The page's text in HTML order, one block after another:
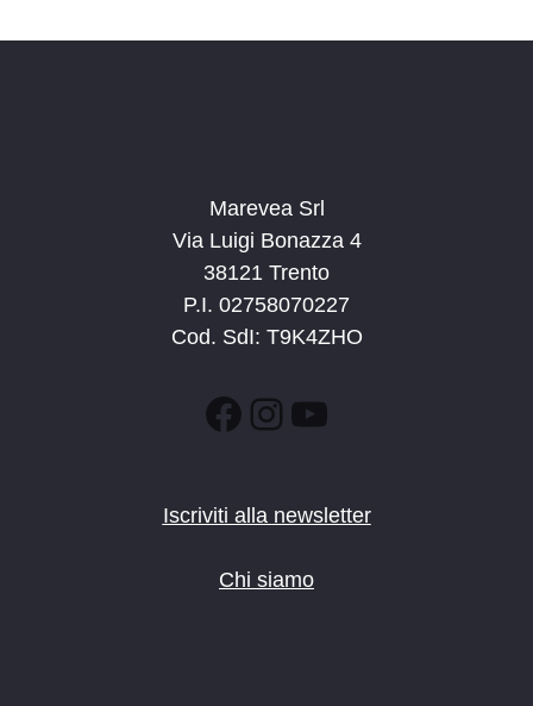
Marevea Srl
Via Luigi Bonazza 4
38121 Trento
P.I. 02758070227
Cod. SdI: T9K4ZHO
Facebook
Instagram
YouTube
Iscriviti alla newsletter
Chi siamo